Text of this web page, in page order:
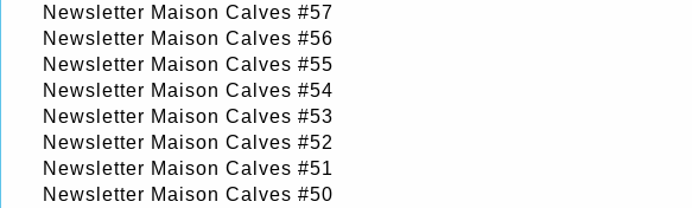
Newsletter Maison Calves #57
Newsletter Maison Calves #56
Newsletter Maison Calves #55
Newsletter Maison Calves #54
Newsletter Maison Calves #53
Newsletter Maison Calves #52
Newsletter Maison Calves #51
Newsletter Maison Calves #50